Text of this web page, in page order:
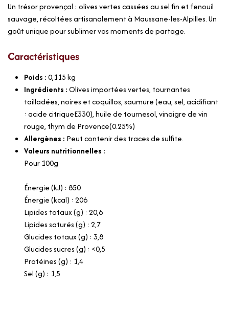
Un trésor provençal : olives vertes cassées au sel fin et fenouil
sauvage, récoltées artisanalement à Maussane-les-Alpilles. Un
goût unique pour sublimer vos moments de partage.
Caractéristiques
Poids :0,115kg
Ingrédients :Olives importées vertes, tournantes
tailladées, noires et coquillos, saumure (eau, sel, acidifiant
: acide citriqueE330), huile de tournesol, vinaigre de vin
rouge, thym de Provence(0.25%)
Allergènes : Peut contenir des traces de sulfite.
Valeurs nutritionnelles :
Pour 100g
Énergie (kJ) : 850
Énergie (kcal) : 206
Lipides totaux (g) : 20,6
Lipides saturés (g) : 2,7
Glucides totaux (g) : 3,8
Glucides sucres (g) : <0,5
Protéines (g) : 1,4
Sel (g) : 1,5